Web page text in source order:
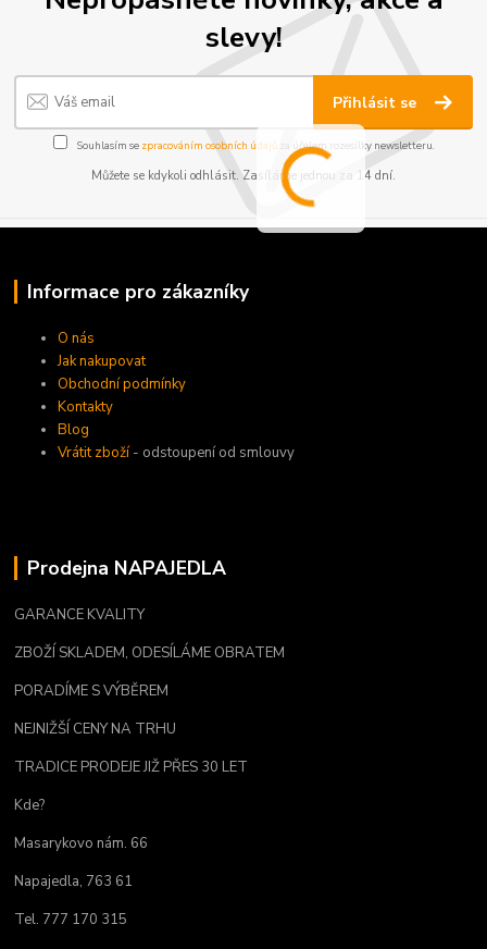
slevy!
Přihlásit se
Souhlasím se zpracováním osobních údajůza účelem rozesílky newsletteru.
Můžete se kdykoli odhlásit. Zasíláme jednou za 14 dní.
Informace pro zákazníky
O nás
Jak nakupovat
Obchodní podmínky
Kontakty
Blog
Vrátit zboží - odstoupení od smlouvy
Prodejna NAPAJEDLA
GARANCE KVALITY
ZBOŽÍ SKLADEM, ODESÍLÁME OBRATEM
PORADÍME S VÝBĚREM
NEJNIŽŠÍ CENY NA TRHU
TRADICE PRODEJE JIŽ PŘES 30 LET
Kde?
Masarykovo nám. 66
Napajedla, 763 61
Tel. 777 170 315